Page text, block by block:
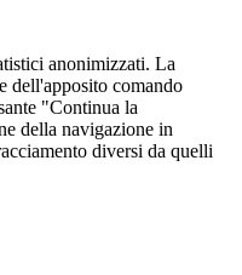
anonimizzati. La
dell'apposito comando
"Continua la
della navigazione in
diversi da quelli